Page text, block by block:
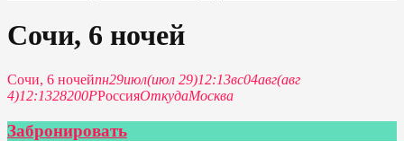
Сочи, 6 ночей
Сочи, 6 ночейпн29июл(июл 29)12:13вс04авг(авг
4)12:1328200РРоссияОткудаМосква
Забронировать